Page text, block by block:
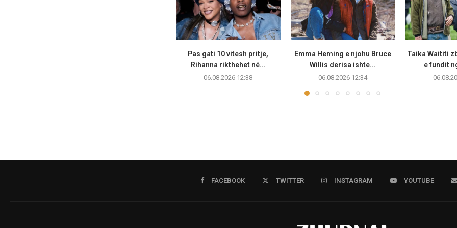
Pas gati 10 vitesh pritje,
Rihanna rikthehet në...
06.08.2026 12:38
Emma Heming e njohu Bruce
Willis derisa ishte...
06.08.2026 12:34
Taika Waititi
e fundit
FACEBOOK TWITTER INSTAGRAM YOUTUBE